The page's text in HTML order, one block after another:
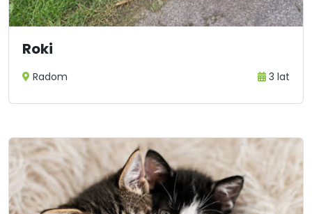
Roki
Radom 3 lat